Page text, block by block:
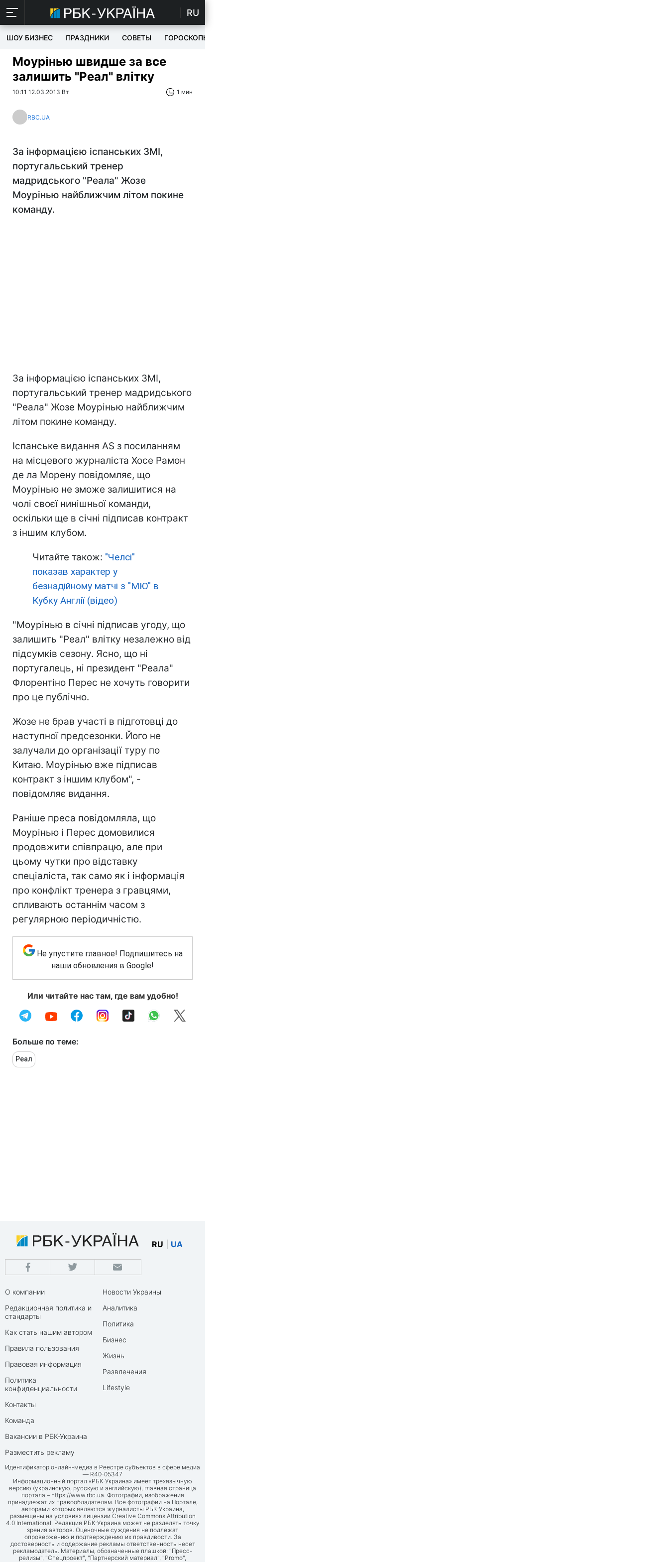
RU
ШОУ БИЗНЕС ПРАЗДНИКИ СОВЕТЫ ГОРОСКОПЫ
Моурінью швидше за все
залишить "Реал" влітку
10:11 12.03.2013 Вт 1 мин
RBC.UA
За інформацією іспанських ЗМІ,
португальський тренер
мадридського "Реала" Жозе
Моурінью найближчим літом покине
команду.
За інформацією іспанських ЗМІ,
португальський тренер мадридського
"Реала" Жозе Моурінью найближчим
літом покине команду.
Іспанське видання AS з посиланням
на місцевого журналіста Хосе Рамон
де ла Морену повідомляє, що
Моурінью не зможе залишитися на
чолі своєї нинішньої команди,
оскільки ще в січні підписав контракт
з іншим клубом.
Читайте також: "Челсі"
показав характер у
безнадійному матчі з "МЮ" в
Кубку Англії (відео)
"Моурінью в січні підписав угоду, що
залишить "Реал" влітку незалежно від
підсумків сезону. Ясно, що ні
португалець, ні президент "Реала"
Флорентіно Перес не хочуть говорити
про це публічно.
Жозе не брав участі в підготовці до
наступної предсезонки. Його не
залучали до організації туру по
Китаю. Моурінью вже підписав
контракт з іншим клубом", -
повідомляє видання.
Раніше преса повідомляла, що
Моурінью і Перес домовилися
продовжити співпрацю, але при
цьому чутки про відставку
спеціаліста, так само як і інформація
про конфлікт тренера з гравцями,
спливають останнім часом з
регулярною періодичністю.
Не упустите главное! Подпишитесь на
наши обновления в Google!
Или читайте нас там, где вам удобно!
Больше по теме:
Реал
RU UA
О компании
Редакционная политика и
стандарты
Как стать нашим автором
Правила пользования
Правовая информация
Политика
конфиденциальности
Контакты
Команда
Вакансии в РБК-Украина
Разместить рекламу
Новости Украины
Аналитика
Политика
Бизнес
Жизнь
Развлечения
Lifestyle
Идентификатор онлайн-медиа в Реестре субъектов в сфере медиа
— R40-05347
Информационный портал «РБК-Украина» имеет трехязычную
версию (украинскую, русскую и английскую), главная страница
портала – https://www.rbc.ua. Фотографии, изображения
принадлежат их правообладателям. Все фотографии на Портале,
авторами которых являются журналисты РБК-Украина,
размещены на условиях лицензии Creative Commons Attribution
4.0 International. Редакция РБК-Украина может не разделять точку
зрения авторов. Оценочные суждения не подлежат
опровержению и подтверждению их правдивости. За
достоверность и содержание рекламы ответственность несет
рекламодатель. Материалы, обозначенные плашкой: "Пресс-
релизы", "Спецпроект", "Партнерский материал", "Promo",